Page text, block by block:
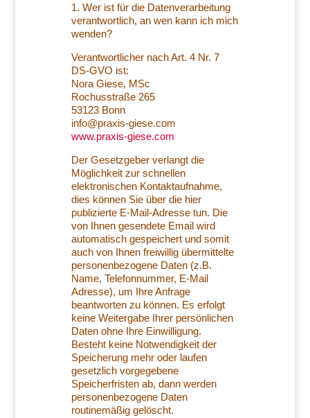
1. Wer ist für die Datenverarbeitung
verantwortlich, an wen kann ich mich
wenden?
Verantwortlicher nach Art. 4 Nr. 7
DS-GVO ist:
Nora Giese, MSc
Rochusstraße 265
53123 Bonn
info@praxis-giese.com
www.praxis-giese.com
Der Gesetzgeber verlangt die
Möglichkeit zur schnellen
elektronischen Kontaktaufnahme,
dies können Sie über die hier
publizierte E-Mail-Adresse tun. Die
von Ihnen gesendete Email wird
automatisch gespeichert und somit
auch von Ihnen freiwillig übermittelte
personenbezogene Daten (z.B.
Name, Telefonnummer, E-Mail
Adresse), um Ihre Anfrage
beantworten zu können. Es erfolgt
keine Weitergabe Ihrer persönlichen
Daten ohne Ihre Einwilligung.
Besteht keine Notwendigkeit der
Speicherung mehr oder laufen
gesetzlich vorgegebene
Speicherfristen ab, dann werden
personenbezogene Daten
routinemäßig gelöscht.